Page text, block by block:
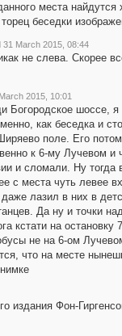
места
беседки
31 March 2015, 08:44
не слева. Скорее
2015, 10:01
Богородское шоссе,
как беседка и
поле. Его
к 6-му Лучевом
и сломали. Ну
с места чуть левее
лазил в них в
Да ну и точки
кстати на остановку
не на 6-ом
что на месте
издания Фон-